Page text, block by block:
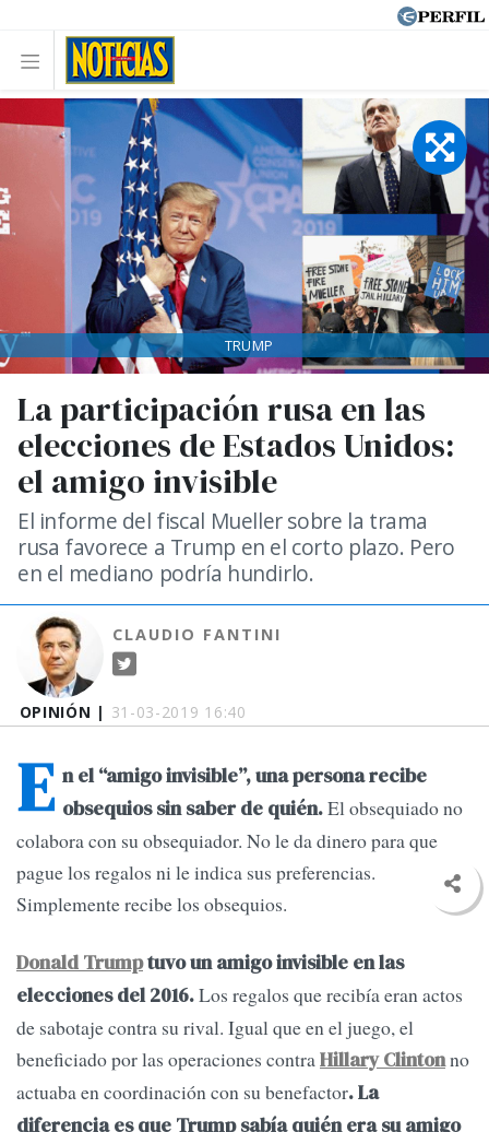
OPINIÓN | 31-03-2019 16:40
La participación rusa en las
elecciones de Estados Unidos:
el amigo invisible
El informe del fiscal Mueller sobre la trama
rusa favorece a Trump en el corto plazo. Pero
en el mediano podría hundirlo.
CLAUDIO FANTINI
TRUMP
E n el “amigo invisible”, una persona recibe
obsequios sin saber de quién.El obsequiado no
colabora con su obsequiador. No le da dinero para que
pague los regalos ni le indica sus preferencias.
Simplemente recibe los obsequios.
Donald Trumptuvo un amigo invisible en las
elecciones del 2016.Los regalos que recibía eran actos
de sabotaje contra su rival. Igual que en el juego, el
beneficiado por las operaciones contraHillary Clintonno
actuaba en coordinación con su benefactor. La
diferencia es que Trump sabía quién era su amigo